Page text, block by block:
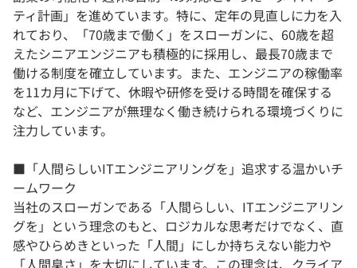
ティ計画」を進めています。特に、定年の見直しに力を入
れており、「70歳まで働く」をスローガンに、60歳を超
えたシニアエンジニアも積極的に採用し、最長70歳まで
働ける制度を確立しています。また、エンジニアの稼働率
を11カ月に下げて、休暇や研修を受ける時間を確保する
など、エンジニアが無理なく働き続けられる環境づくりに
注力しています。
■「人間らしいITエンジニアリングを」追求する温かいチ
ームワーク
当社のスローガンである「人間らしい、ITエンジニアリン
グを」という理念のもと、ロジカルな思考だけでなく、直
感やひらめきといった「人間」にしか持ちえない能力や